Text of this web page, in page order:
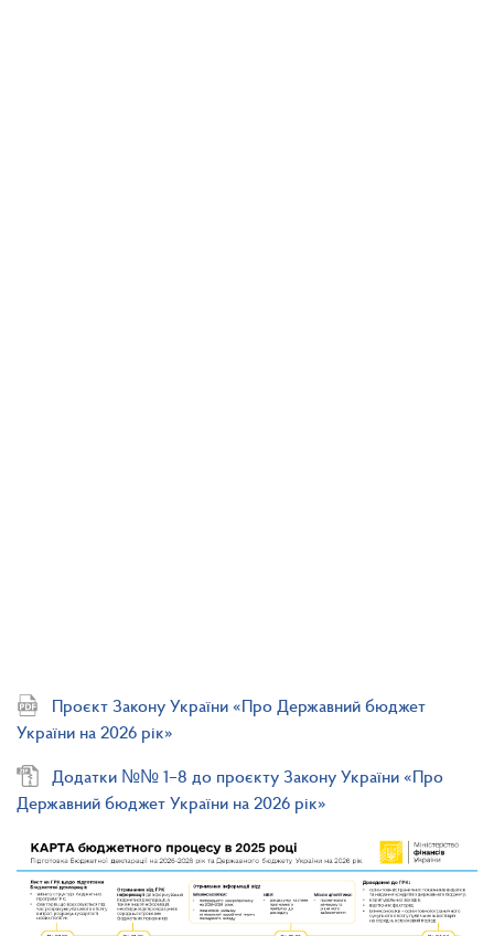
Проєкт Закону України «Про Державний бюджет
України на 2026 рік»
Додатки №№ 1–8 до проєкту Закону України «Про
Державний бюджет України на 2026 рік»